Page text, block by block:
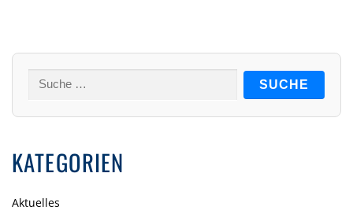
Suche
KATEGORIEN
Aktuelles